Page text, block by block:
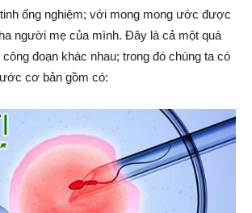
ống nghiệm; với mong mong ước được
người mẹ của mình. Đây là cả một quá
đoạn khác nhau; trong đó chúng ta có
cơ bản gồm có: